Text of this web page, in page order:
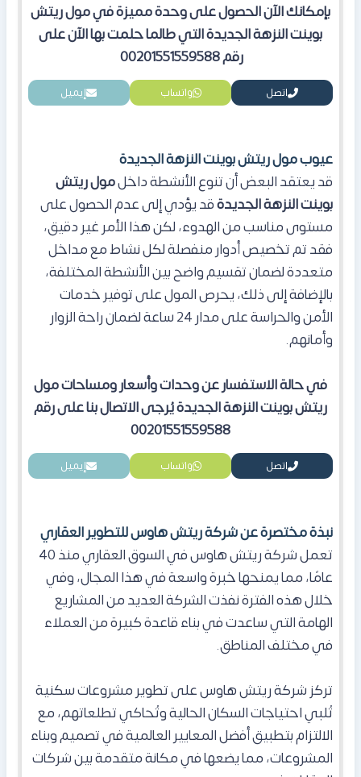
بإمكانك الآن الحصول على وحدة مميزة في مول ريتش
بوينت النزهة الجديدة التي طالما حلمت بها الآن على
رقم 00201551559588
اتصل واتساب إيميل
عيوب مول ريتش بوينت النزهة الجديدة
قد يعتقد البعض أن تنوع الأنشطة داخلمول ريتش
بوينت النزهة الجديدةقد يؤدي إلى عدم الحصول على
مستوى مناسب من الهدوء، لكن هذا الأمر غير دقيق،
فقد تم تخصيص أدوار منفصلة لكل نشاط مع مداخل
متعددة لضمان تقسيم واضح بين الأنشطة المختلفة،
بالإضافة إلى ذلك، يحرص المول على توفير خدمات
الأمن والحراسة على مدار 24 ساعة لضمان راحة الزوار
وأمانهم.
في حالة الاستفسار عن وحدات وأسعار ومساحات مول
ريتش بوينت النزهة الجديدة يُرجى الاتصال بنا على رقم
00201551559588
اتصل واتساب إيميل
نبذة مختصرة عن شركة ريتش هاوس للتطوير العقاري
تعمل شركة ريتش هاوس في السوق العقاري منذ 40
عامًا، مما يمنحها خبرة واسعة في هذا المجال، وفي
خلال هذه الفترة نفذت الشركة العديد من المشاريع
الهامة التي ساعدت في بناء قاعدة كبيرة من العملاء
في مختلف المناطق.
تركز شركة ريتش هاوس على تطوير مشروعات سكنية
تُلبي احتياجات السكان الحالية وتُحاكي تطلعاتهم، مع
الالتزام بتطبيق أفضل المعايير العالمية في تصميم وبناء
المشروعات، مما يضعها في مكانة متقدمة بين شركات